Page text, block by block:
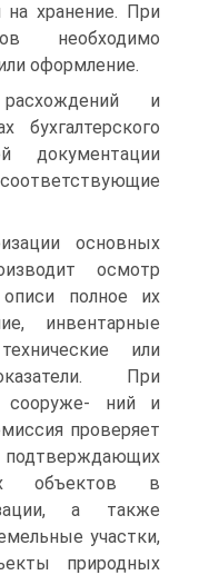
на хранение. При
необходимо
оформление.
и
бухгалтерского
документации
основных
осмотр
полное их
инвентарные
или
При
сооруже- ний и
проверяет
объектов в
а также
участки,
природных